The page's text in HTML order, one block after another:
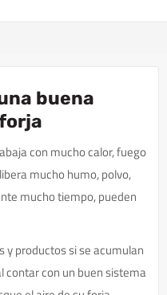
buena
con mucho calor, fuego
mucho humo, polvo,
mucho tiempo, pueden
y productos si se acumulan
contar con un buen sistema